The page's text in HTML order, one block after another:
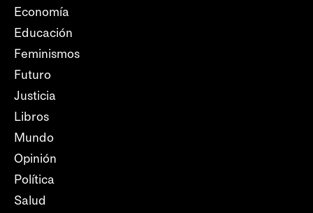
Economía
Educación
Feminismos
Futuro
Justicia
Libros
Mundo
Opinión
Política
Salud